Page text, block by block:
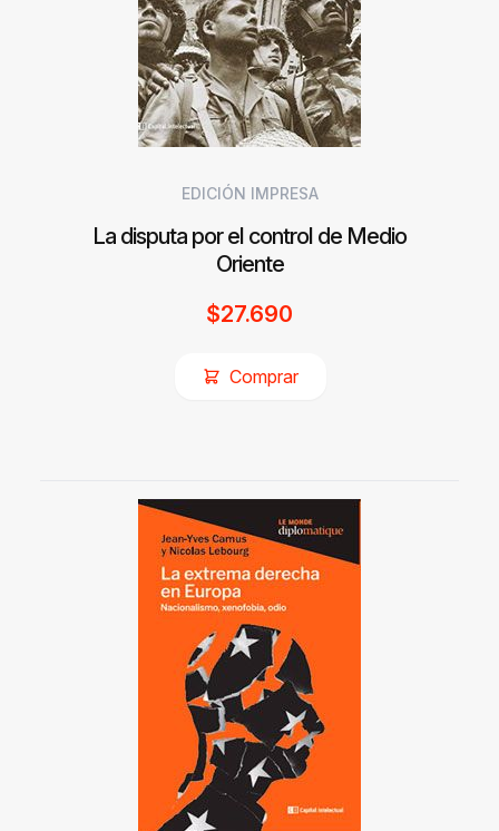
EDICIÓN IMPRESA
La disputa por el control de Medio
Oriente
$27.690
Comprar